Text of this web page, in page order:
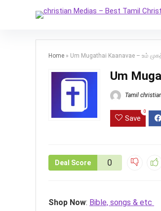
Home » Um Mugathai Kaanavae – உம்
Um
Tamil
Save
0
Deal Score 0
Shop Now: Bible, songs & etc